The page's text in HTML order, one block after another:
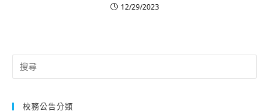
12/29/2023
Search
for:
校務公告分類